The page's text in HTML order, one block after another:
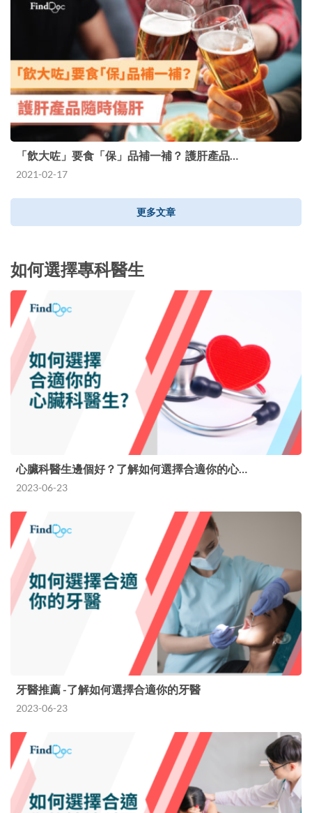
「飲大咗」要食「保」品補一補？ 護肝產品…
2021-02-17
更多文章
如何選擇專科醫生
心臟科醫生邊個好？了解如何選擇合適你的心…
2023-06-23
牙醫推薦 -了解如何選擇合適你的牙醫
2023-06-23